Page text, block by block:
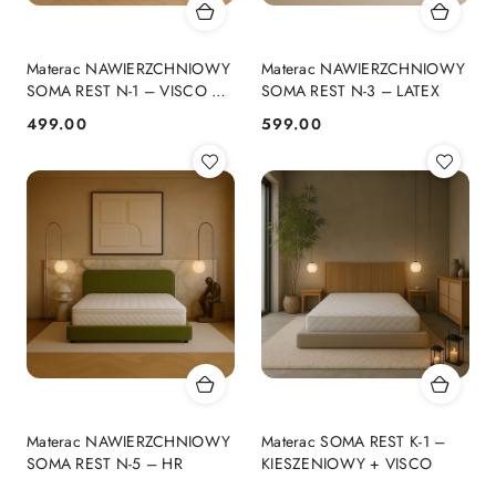
Materac NAWIERZCHNIOWY
SOMA REST N-1 – VISCO 5
Cena:
499.00
Materac NAWIERZCHNIOWY
SOMA REST N-3 – LATEX
Cena:
599.00
Materac NAWIERZCHNIOWY
SOMA REST N-5 – HR
Materac SOMA REST K-1 –
KIESZENIOWY + VISCO